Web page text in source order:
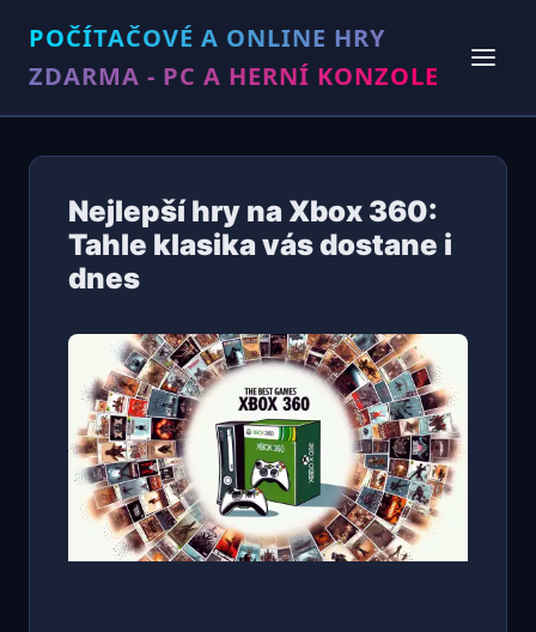
POČÍTAČOVÉ A ONLINE HRY
ZDARMA - PC A HERNÍ KONZOLE
Nejlepší hry na Xbox 360:
Tahle klasika vás dostane i
dnes